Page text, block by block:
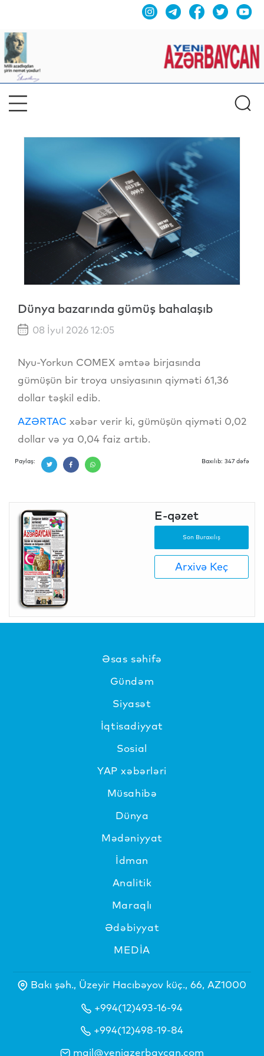
Dünya bazarında gümüş bahalaşıb
08 İyul 2026 12:05
Nyu-Yorkun COMEX əmtəə birjasında
gümüşün bir troya unsiyasının qiyməti 61,36
dollar təşkil edib.
AZƏRTAC xəbər verir ki, gümüşün qiyməti 0,02
dollar və ya 0,04 faiz artıb.
Paylaş: Baxılıb: 347 dəfə
E-qəzet
Son Buraxılış
Arxivə Keç
Əsas səhifə
Gündəm
Siyasət
İqtisadiyyat
Sosial
YAP xəbərləri
Müsahibə
Dünya
Mədəniyyat
İdman
Analitik
Maraqlı
Ədəbiyyat
MEDİA
Bakı şəh., Üzeyir Hacıbəyov küç., 66, AZ1000
+994(12)493-16-94
+994(12)498-19-84
mail@yeniazerbaycan.com